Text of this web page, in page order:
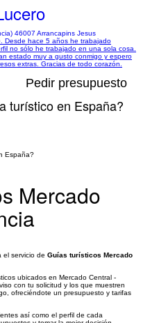
46007 Arrancapins Jesus
Desde hace 5 años he trabajado
no sólo he trabajado en una sola cosa.
estado muy a gusto conmigo y espero
extras. Gracias de todo corazón.
Pedir presupuesto
turístico en España?
Mercado
el servicio de Guías turísticos Mercado
ubicados en Mercado Central -
con tu solicitud y los que muestren
ofreciéndote un presupuesto y tarifas
así como el perfil de cada